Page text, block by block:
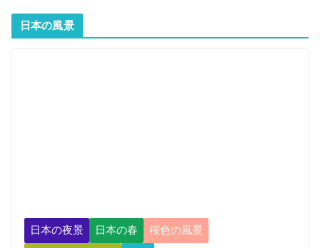
日本の風景
日本の夜景 日本の春
桜色の風景